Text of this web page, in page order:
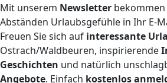
Mit unserem Newsletter
Abständen Urlaubsgefühle in Ihr E-
Freuen Sie sich auf interessante
Ostrach/Waldbeuren, inspirierende
Geschichten und natürlich
Angebote. Einfach kostenlos